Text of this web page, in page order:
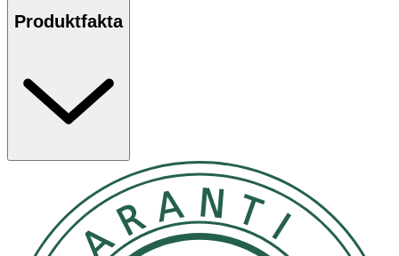
ansiktskräm. Även efter rakning och som en härlig
Förvaras i rumstemperatur.
OK för gravida och ammande:
Produktfakta